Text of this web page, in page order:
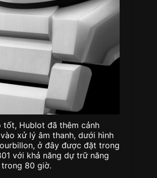
Hublot đã thêm cảnh
xử lý âm thanh, dưới hình
ở đây được đặt trong
với khả năng dự trữ năng
80 giờ.